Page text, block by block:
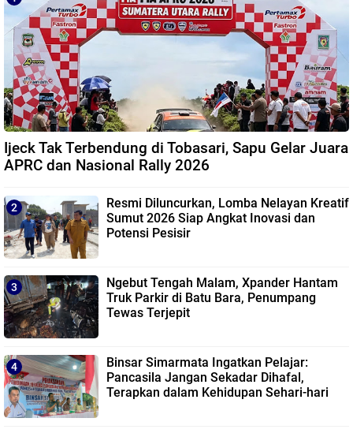
Ijeck Tak Terbendung di Tobasari, Sapu Gelar Juara
APRC dan Nasional Rally 2026
Resmi Diluncurkan, Lomba Nelayan Kreatif
Sumut 2026 Siap Angkat Inovasi dan
Potensi Pesisir
Ngebut Tengah Malam, Xpander Hantam
Truk Parkir di Batu Bara, Penumpang
Tewas Terjepit
Binsar Simarmata Ingatkan Pelajar:
Pancasila Jangan Sekadar Dihafal,
Terapkan dalam Kehidupan Sehari-hari